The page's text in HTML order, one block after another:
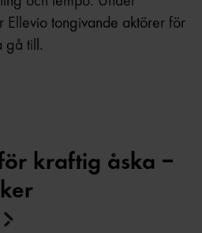
Ellevio tongivande aktörer för
gå till.
kraftig åska –